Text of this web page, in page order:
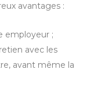
avantages :
employeur ;
avec les
avant même la